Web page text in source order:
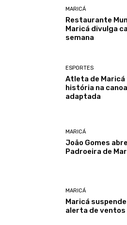
MARICÁ
Restaurante
Maricá divulga
semana
ESPORTES
Atleta de Maricá
história na
adaptada
MARICÁ
João Gomes
Padroeira de
MARICÁ
Maricá
alerta de